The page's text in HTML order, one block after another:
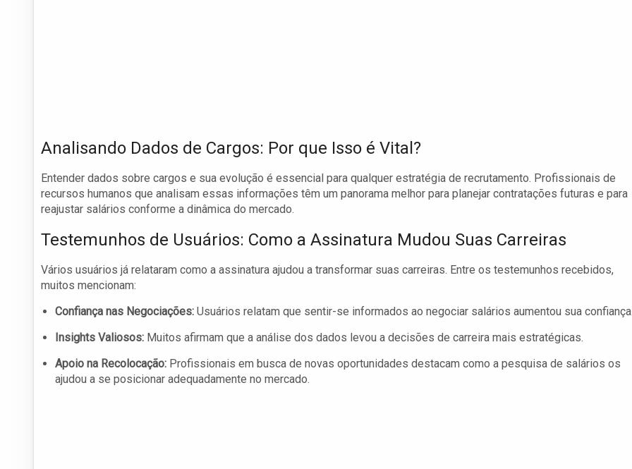
Analisando Dados de Cargos: Por que Isso é Vital?
Entender dados sobre cargos e sua evolução é essencial para qualquer estratégia de recrutamento. Profissionais de
recursos humanos que analisam essas informações têm um panorama melhor para planejar contratações futuras e para
reajustar salários conforme a dinâmica do mercado.
Testemunhos de Usuários: Como a Assinatura Mudou Suas Carreiras
Vários usuários já relataram como a assinatura ajudou a transformar suas carreiras. Entre os testemunhos recebidos,
muitos mencionam:
Confiança nas Negociações: Usuários relatam que sentir-se informados ao negociar salários aumentou sua
Insights Valiosos: Muitos afirmam que a análise dos dados levou a decisões de carreira mais estratégicas.
Apoio na Recolocação: Profissionais em busca de novas oportunidades destacam como a pesquisa de salários os
ajudou a se posicionar adequadamente no mercado.